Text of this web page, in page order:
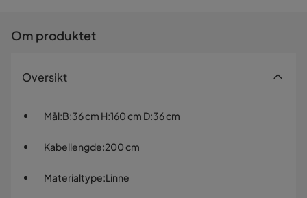
Om produktet
Oversikt
Mål:B:36 cm H:160 cm D:36 cm
Kabellengde:200 cm
Materialtype:Linne